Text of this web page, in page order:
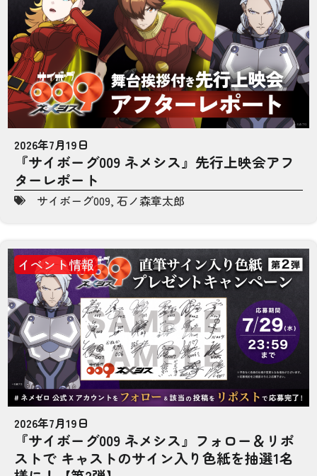
2026年7月19日
『サイボーグ009 ネメシス』先行上映会アフ
ターレポート
サイボーグ009, 石ノ森章太郎
イベント情報
2026年7月19日
『サイボーグ009 ネメシス』フォロー＆リポ
ストで キャストのサイン入り色紙を抽選1名